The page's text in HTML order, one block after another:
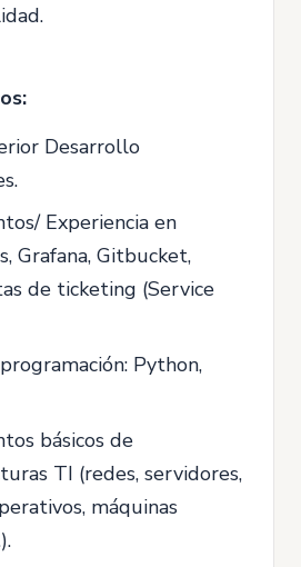
Desarrollo
Experiencia en
Grafana, Gitbucket,
de ticketing (Service
Python,
básicos de
TI (redes, servidores,
máquinas